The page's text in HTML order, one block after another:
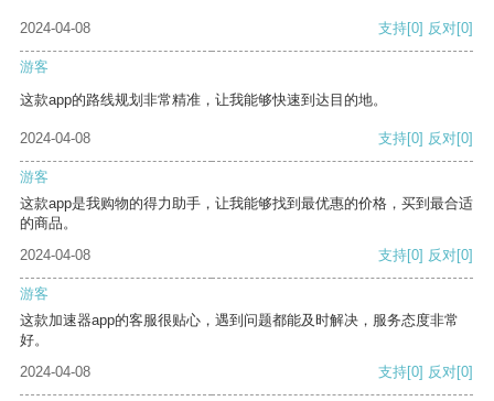
2024-04-08 支持[0] 反对[0]
游客
这款app的路线规划非常精准，让我能够快速到达目的地。
2024-04-08 支持[0] 反对[0]
游客
这款app是我购物的得力助手，让我能够找到最优惠的价格，买到最合适
的商品。
2024-04-08
支持[0] 反对[0]
游客
这款加速器app的客服很贴心，遇到问题都能及时解决，服务态度非常
好。
2024-04-08
支持[0] 反对[0]